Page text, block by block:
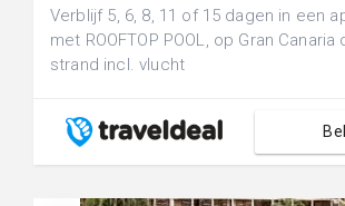
Verblijf 5, 6, 8, 11 of 15 dagen in een
met ROOFTOP POOL, op Gran
strand incl. vlucht